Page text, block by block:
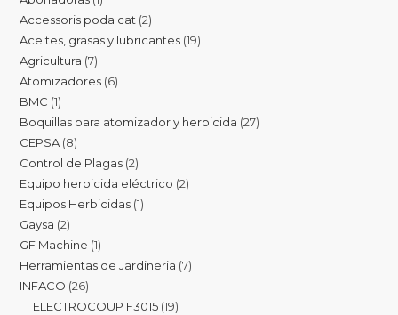
Accessoris poda cat 2
Aceites, grasas y lubricantes 19
Agricultura 7
Atomizadores 6
BMC 1
Boquillas para atomizador y herbicida 27
CEPSA 8
Control de Plagas 2
Equipo herbicida eléctrico 2
Equipos Herbicidas 1
Gaysa 2
GF Machine 1
Herramientas de Jardineria 7
INFACO 26
ELECTROCOUP F3015 19